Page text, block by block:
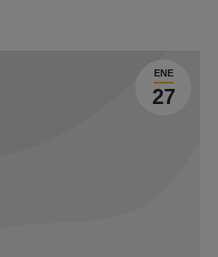
ENE
27